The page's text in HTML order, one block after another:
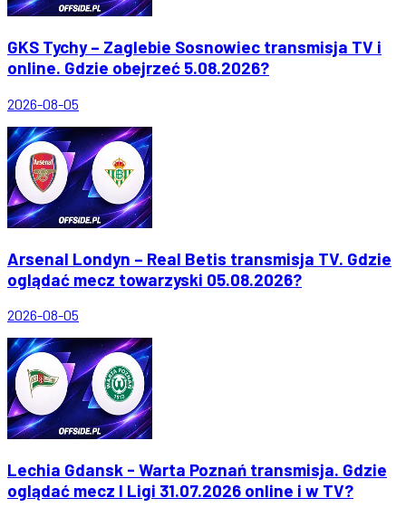
GKS Tychy – Zaglebie Sosnowiec transmisja TV i
online. Gdzie obejrzeć 5.08.2026?
2026-08-05
Arsenal Londyn – Real Betis transmisja TV. Gdzie
oglądać mecz towarzyski 05.08.2026?
2026-08-05
Lechia Gdansk - Warta Poznań transmisja. Gdzie
oglądać mecz I Ligi 31.07.2026 online i w TV?